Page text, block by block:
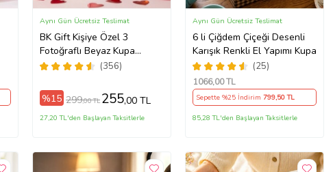
BK Gift Kişiye Özel 3
Fotoğraflı Beyaz Kupa
Bardak, Sevgiliye Hediye,
(356)
Aynı Gün Ücretsiz Teslimat
%15 299,00 TL 255,00 TL
27,20 TL'den Başlayan Taksitlerle
6 li Çiğdem Çiçeği Desenli
Karışık Renkli El Yapımı Kupa
(25)
Aynı Gün Ücretsiz Teslimat
1066,00 TL
Sepette %25 İndirim799,50 TL
85,28 TL'den Başlayan Taksitlerle